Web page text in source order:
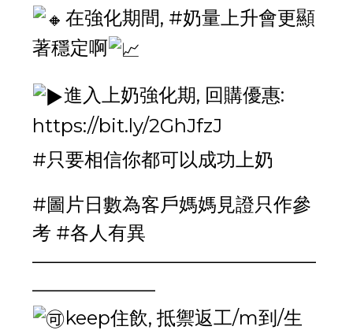
在強化期間, #奶量上升會更顯
著穩定啊
進入上奶強化期, 回購優惠:
https://bit.ly/2GhJfzJ
#只要相信你都可以成功上奶
#圖片日數為客戶媽媽見證只作參
考 #各人有異
———————————————
——————–
keep住飲, 抵禦返工/m到/生